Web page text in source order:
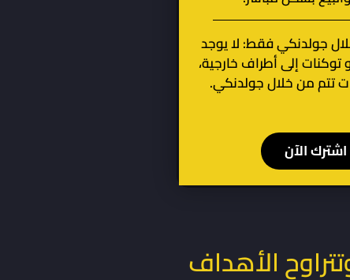
جولدنكي فقط: لا يوجد
توكنات إلى أطراف خارجية،
تتم من خلال جولدنكي.
اشترك الآن
الأهداف